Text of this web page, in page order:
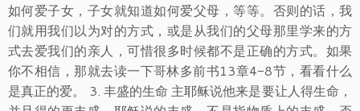
如何爱子女，子女就知道如何爱父母，等等。否则的话，我
们就用我们以为对的方式，或是从我们的父母那里学来的方
式去爱我们的亲人，可惜很多时候都不是正确的方式。如果
你不相信，那就去读一下哥林多前书13章4-8节，看看什么
是真正的爱。 3. 丰盛的生命 主耶稣说他来是要让人得生命，